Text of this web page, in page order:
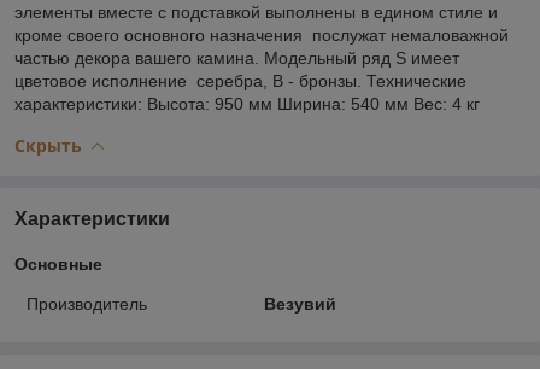
элементы вместе с подставкой выполнены в едином стиле и
кроме своего основного назначения послужат немаловажной
частью декора вашего камина. Модельный ряд S имеет
цветовое исполнение серебра, B - бронзы. Технические
характеристики: Высота: 950 мм Ширина: 540 мм Вес: 4 кг
Скрыть
Характеристики
Основные
Производитель Везувий